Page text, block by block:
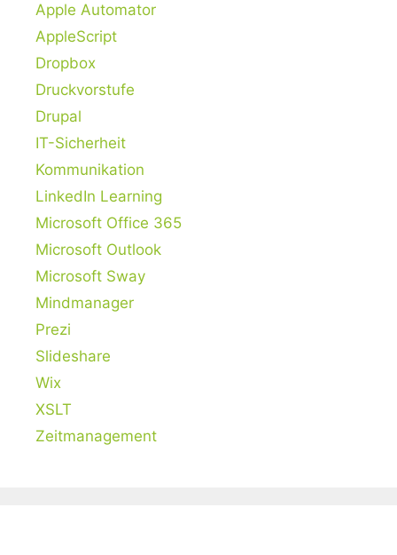
Apple Automator
AppleScript
Dropbox
Druckvorstufe
Drupal
IT-Sicherheit
Kommunikation
LinkedIn Learning
Microsoft Office 365
Microsoft Outlook
Microsoft Sway
Mindmanager
Prezi
Slideshare
Wix
XSLT
Zeitmanagement